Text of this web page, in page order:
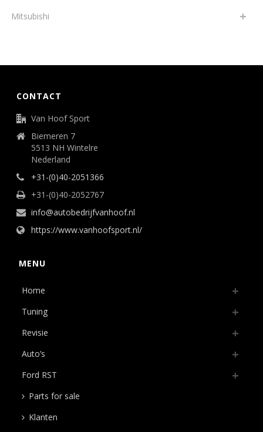
Mitsubishi
CONTACT
Van Hoof Sport
Biemeren 7
5513 NH Wintelre
Nederland
+31-(0)40-2051366
+31-(0)40-2052767
info@autobedrijfvanhoof.nl
https://www.vanhoofsport.nl/
MENU
Home
Tuning
Revisie
Auto’s
Ford RST
Parts for sale
Klanten